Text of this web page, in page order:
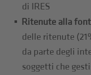
di IRES
Ritenute alla
delle ritenute
da parte degli
soggetti che